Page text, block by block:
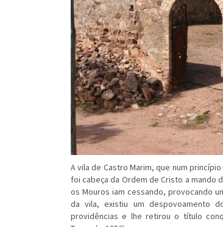
A vila de Castro Marim, que num
foi cabeça da Ordem de Cristo a mando
os Mouros iam cessando, provocando
da vila, existiu um despovoamento
providências e lhe retirou o título